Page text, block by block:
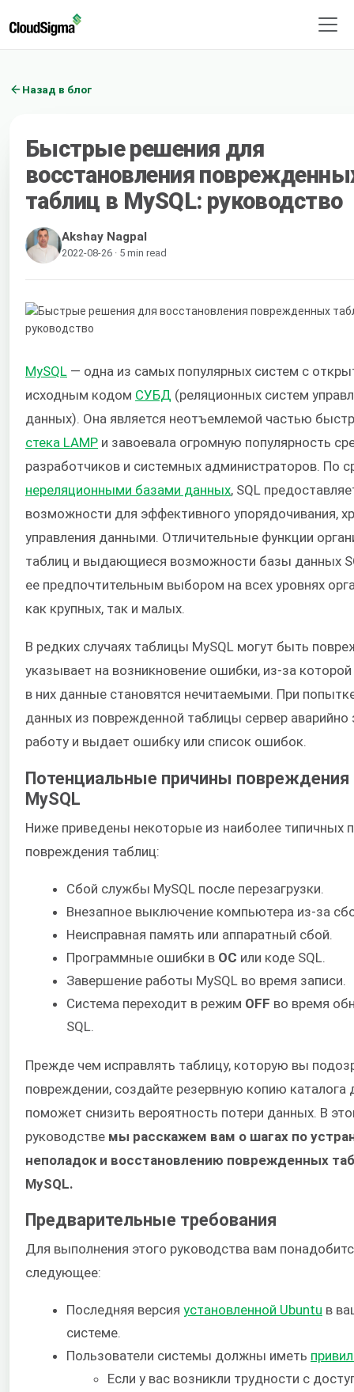
Назад в блог
Быстрые решения для
восстановления
таблиц в MySQL: руководство
Akshay Nagpal
2022-08-26 · 5 min read
MySQL — одна из самых популярных систем с
исходным кодом СУБД (реляционных систем
данных). Она является неотъемлемой частью
стека LAMP и завоевала огромную популярность
разработчиков и системных администраторов. По
нереляционными базами данных, SQL
возможности для эффективного упорядочивания,
управления данными. Отличительные функции
таблиц и выдающиеся возможности базы данных
ее предпочтительным выбором на всех уровнях
как крупных, так и малых.
В редких случаях таблицы MySQL могут быть
указывает на возникновение ошибки, из-за
в них данные становятся нечитаемыми. При
данных из поврежденной таблицы сервер аварийно
работу и выдает ошибку или список ошибок.
Потенциальные причины повреждения
MySQL
Ниже приведены некоторые из наиболее типичных
повреждения таблиц:
Сбой службы MySQL после перезагрузки.
Внезапное выключение компьютера из-за
Неисправная память или аппаратный сбой.
Программные ошибки в ОС или коде SQL.
Завершение работы MySQL во время записи.
Система переходит в режим OFF во время
SQL.
Прежде чем исправлять таблицу, которую вы
повреждении, создайте резервную копию каталога
поможет снизить вероятность потери данных. В
руководстве мы расскажем вам о шагах по
неполадок и восстановлению поврежденных
MySQL.
Предварительные требования
Для выполнения этого руководства вам
следующее:
Последняя версия установленной Ubuntu в
системе.
Пользователи системы должны иметь
Если у вас возникли трудности с